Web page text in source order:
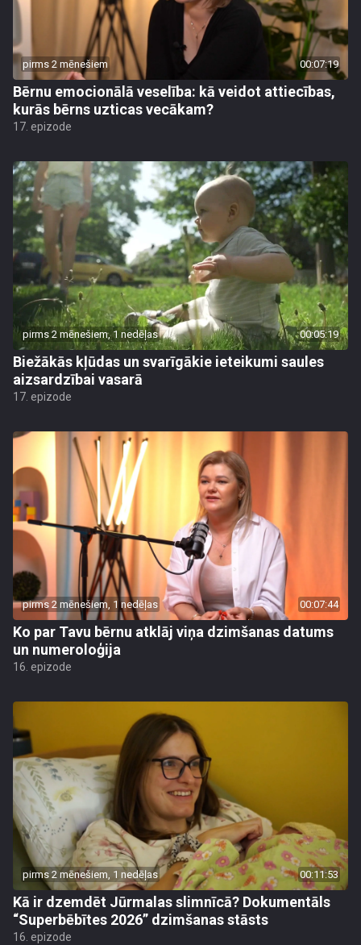
pirms 2 mēnešiem 00:07:19
Bērnu emocionālā veselība: kā veidot attiecības,
kurās bērns uzticas vecākam?
17. epizode
pirms 2 mēnešiem, 1 nedēļas 00:05:19
Biežākās kļūdas un svarīgākie ieteikumi saules
aizsardzībai vasarā
17. epizode
pirms 2 mēnešiem, 1 nedēļas 00:07:44
Ko par Tavu bērnu atklāj viņa dzimšanas datums
un numeroloģija
16. epizode
pirms 2 mēnešiem, 1 nedēļas 00:11:53
Kā ir dzemdēt Jūrmalas slimnīcā? Dokumentāls
“Superbēbītes 2026” dzimšanas stāsts
16. epizode